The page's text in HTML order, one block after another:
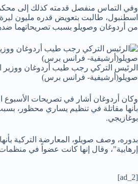
وفي التماس منفصل قدمته كذلك إلى
من أردوغان وصويلو بسبب تصريحاتهما
الرئيس التركي رجب طيب أردوغان ووزير
صويلو(أرشيفية- فرانس برس)
وكان أردوغان أشار في تصريحات الأسبوع
بأنها مقاتلة في تنظيم يساري محظور،
بوغازيجي.
بدوره، وصف صويلو، المعارضة التركية
إرهابية”، وقال إنها كانت عضواً في منظمات
[ad_2]